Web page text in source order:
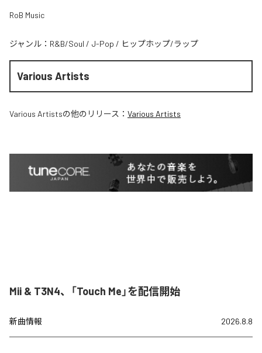
RoB Music
ジャンル： R&B/Soul / J-Pop / ヒップホップ/ラップ
Various Artists
Various Artistsの他のリリース： Various Artists
Mii & T3N4、「Touch Me」を配信開始
新曲情報 2026.8.8